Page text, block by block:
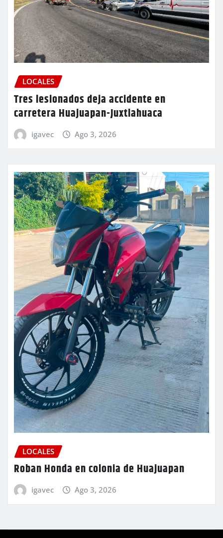
LOCALES
Tres lesionados deja accidente en
carretera Huajuapan-Juxtlahuaca
igavec Ago 3, 2026
LOCALES
Roban Honda en colonia de Huajuapan
igavec Ago 3, 2026